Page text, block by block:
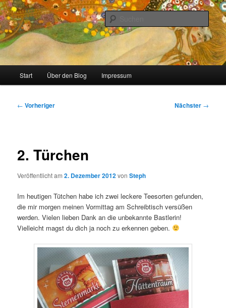
Zum
primären
Inhalt
springenmeinzigartig
Stricken, Nähen und alles was man selber machen kann
Start Über den Blog Impressum
Beitragsnavigation
← Vorheriger Nächster →
2. Türchen
Veröffentlicht am2. Dezember 2012vonSteph
Im heutigen Tütchen habe ich zwei leckere Teesorten gefunden,
die mir morgen meinen Vormittag am Schreibtisch versüßen
werden. Vielen lieben Dank an die unbekannte Bastlerin!
Vielleicht magst du dich ja noch zu erkennen geben.